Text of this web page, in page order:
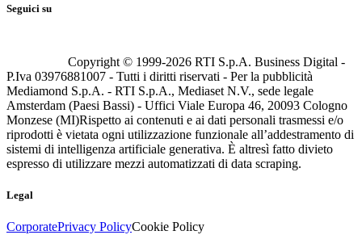
Seguici su
Copyright © 1999-2026 RTI S.p.A. Business Digital -
P.Iva 03976881007 - Tutti i diritti riservati - Per la pubblicità
Mediamond S.p.A. - RTI S.p.A., Mediaset N.V., sede legale
Amsterdam (Paesi Bassi) - Uffici Viale Europa 46, 20093 Cologno
Monzese (MI)Rispetto ai contenuti e ai dati personali trasmessi e/o
riprodotti è vietata ogni utilizzazione funzionale all’addestramento di
sistemi di intelligenza artificiale generativa. È altresì fatto divieto
espresso di utilizzare mezzi automatizzati di data scraping.
Legal
CorporatePrivacy PolicyCookie Policy